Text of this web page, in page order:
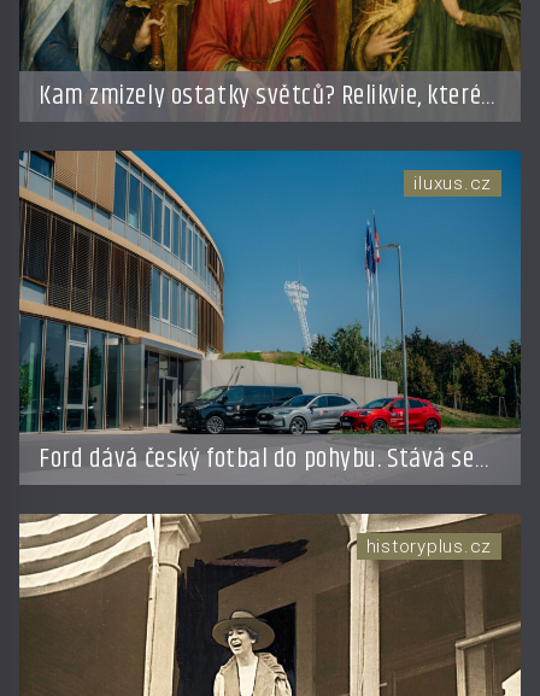
Kam zmizely ostatky světců? Relikvie, které
putují Evropou a dodnes budí úžas
Ford dává český fotbal do pohybu. Stává se
novým partnerem FAČR
iluxus.cz
historyplus.cz